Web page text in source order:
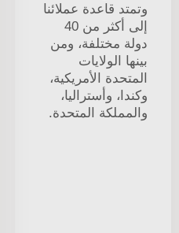
وتمتد قاعدة عملائنا
إلى أكثر من 40
دولة مختلفة، ومن
بينها الولايات
المتحدة الأمريكية،
وكندا، وأستراليا،
والمملكة المتحدة.